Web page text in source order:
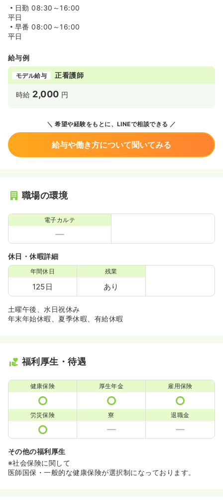
日勤 08:30～16:00
平日
早番 08:00～16:00
平日
給与例
モデル給与 正看護師
時給 2,000 円
希望や経験をもとに、LINEで相談できる
給与や働き方について聞いてみる
職場の環境
電子カルテ
休日・休暇詳細
年間休日
125日
残業
あり
土曜午後、水日祝休み
年末年始休暇、夏季休暇、有給休暇
福利厚生・待遇
健康保険 厚生年金 雇用保険
労災保険 寮 退職金
その他の福利厚生
※社会保険に関して
医師国保・一般的な健康保険が選択制になっております。